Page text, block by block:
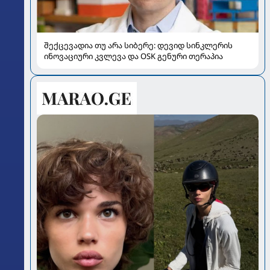
შექცევადია თუ არა სიბერე: დევიდ სინკლერის
ინოვაციური კვლევა და OSK გენური თერაპია